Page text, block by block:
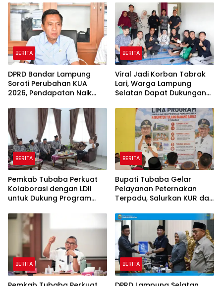
BERITA
DPRD Bandar Lampung
Soroti Perubahan KUA
2026, Pendapatan Naik
Dipangkas
BERITA
Viral Jadi Korban Tabrak
Lari, Warga Lampung
Selatan Dapat Dukungan
Influencer
BERITA
Pemkab Tubaba Perkuat
Kolaborasi dengan LDII
untuk Dukung Program
BERITA
Bupati Tubaba Gelar
Pelayanan Peternakan
Terpadu, Salurkan KUR dan
Ketenagakerjaan
BERITA BERITA